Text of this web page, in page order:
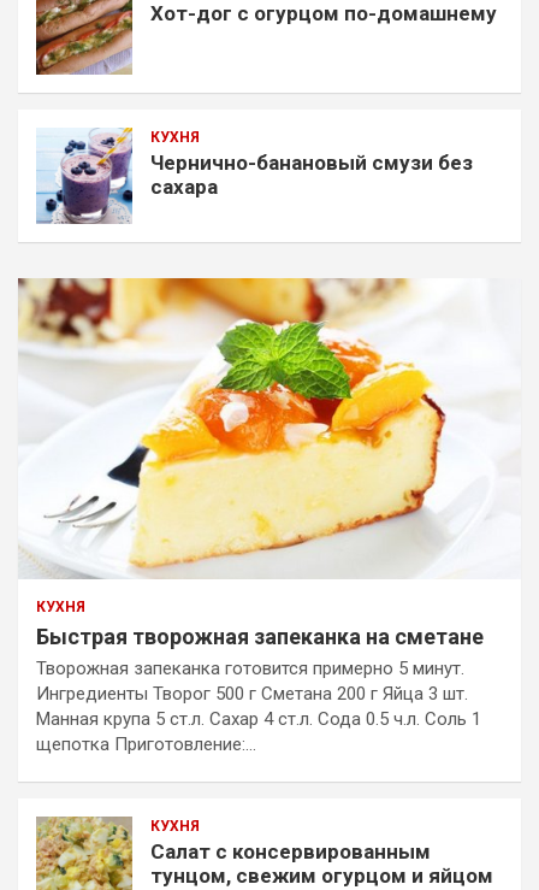
Хот-дог с огурцом по-домашнему
КУХНЯ
Чернично-банановый смузи без
сахара
КУХНЯ
Быстрая творожная запеканка на сметане
Творожная запеканка готовится примерно 5 минут.
Ингредиенты Творог 500 г Сметана 200 г Яйца 3 шт.
Манная крупа 5 ст.л. Сахар 4 ст.л. Сода 0.5 ч.л. Соль 1
щепотка Приготовление:…
КУХНЯ
Салат с консервированным
тунцом, свежим огурцом и яйцом